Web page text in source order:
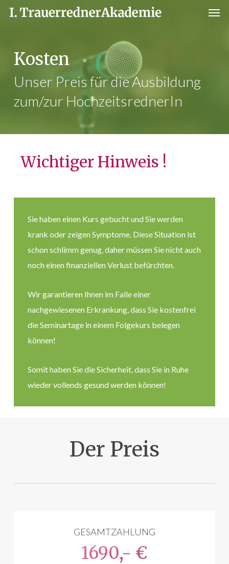
Skip
contentKosten
Unser Preis für die Ausbildung
zum/zur HochzeitsrednerIn
Wichtiger Hinweis !
Sie haben einen Kurs gebucht und Sie werden
krank oder zeigen Symptome. Diese Situation ist
schon schlimm genug, daher müssen Sie nicht auch
noch einen finanziellen Verlust befürchten.
Wir garantieren Ihnen im Falle einer
nachgewiesenen Erkrankung, dass Sie kostenfrei
die Seminartage in einem Folgekurs belegen
können!
Somit haben Sie die Sicherheit, dass Sie in Ruhe
wieder vollends gesund werden können!
Der Preis
GESAMTZAHLUNG
1690,- €